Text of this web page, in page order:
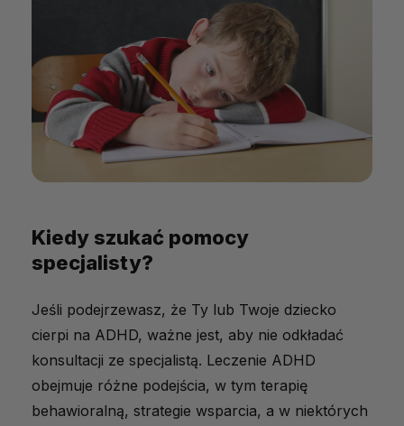
Kiedy szukać pomocy
specjalisty?
Jeśli podejrzewasz, że Ty lub Twoje dziecko
cierpi na ADHD, ważne jest, aby nie odkładać
konsultacji ze specjalistą. Leczenie ADHD
obejmuje różne podejścia, w tym terapię
behawioralną, strategie wsparcia, a w niektórych